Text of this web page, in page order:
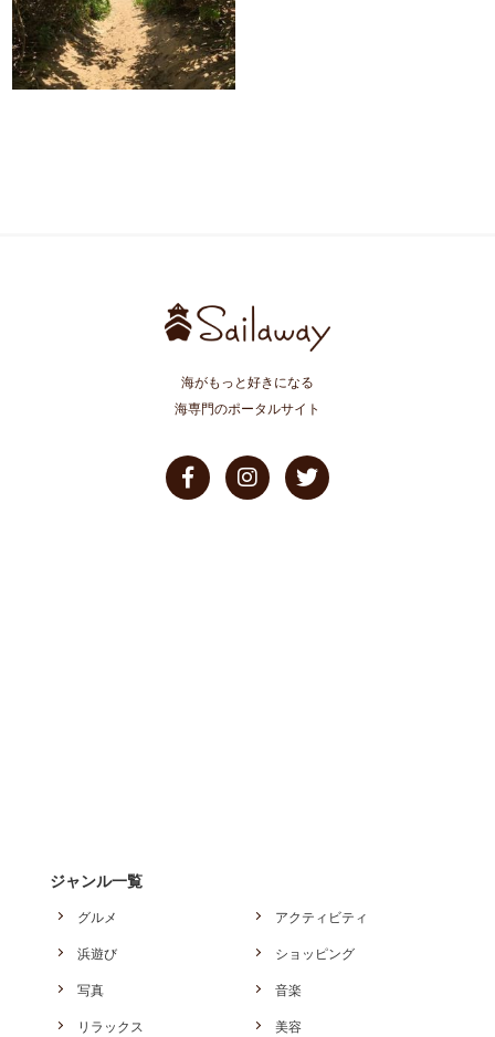
海がもっと好きになる
海専門のポータルサイト
ジャンル一覧
グルメ アクティビティ
浜遊び ショッピング
写真 音楽
リラックス 美容